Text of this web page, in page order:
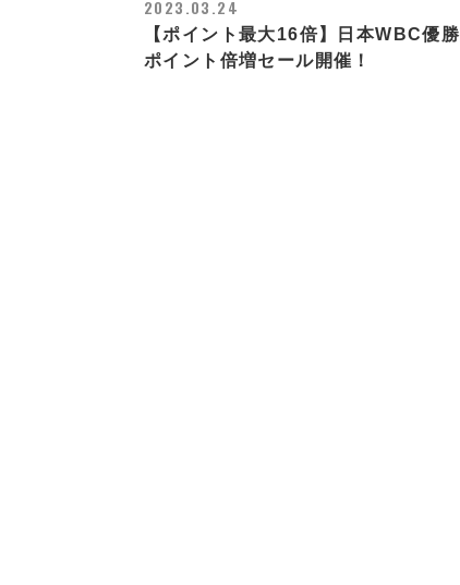
2023.03.24
【ポイント最大16倍】日本WBC優勝
ポイント倍増セール開催！